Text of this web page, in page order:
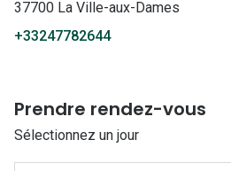
37700 La Ville-aux-Dames
+33247782644
Prendre rendez-vous
Sélectionnez un jour